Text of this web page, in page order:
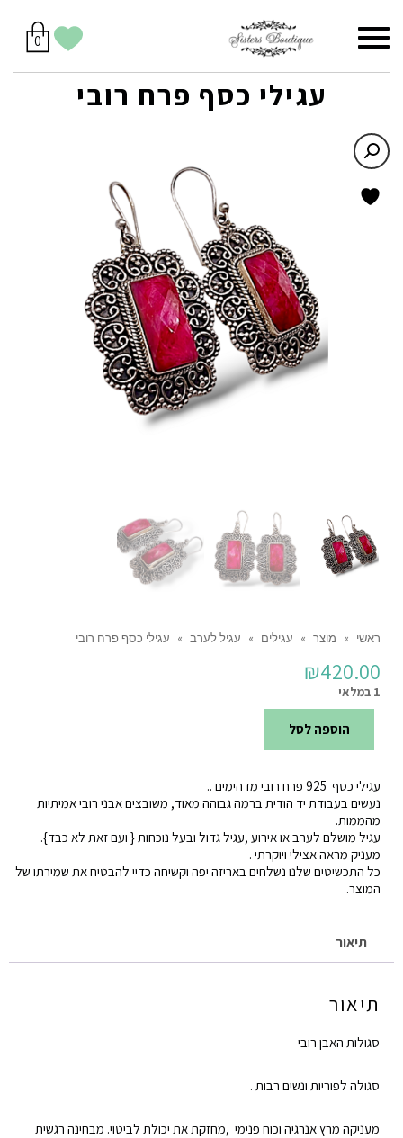
יש
לך
0מוצרים
בסל
הווישליסט
תפריט
עגילי כסף פרח רובי
ראשי » מוצר » עגילים » עגיל לערב » עגילי כסף פרח רובי
₪420.00
1 במלאי
עגילי
כסף
פרח
רובי
הוספה לסל
עגילי כסף 925 פרח רובי מדהימים ..
נעשים בעבודת יד הודית ברמה גבוהה מאוד, משובצים אבני רובי אמיתיות
מהממות.
עגיל מושלם לערב או אירוע ,עגיל גדול ובעל נוכחות { ועם זאת לא כבד}.
מעניק מראה אצילי ויוקרתי .
כל התכשיטים שלנו נשלחים באריזה יפה וקשיחה כדיי להבטיח את שמירתו של
המוצר.
תיאור
תיאור
סגולות האבן רובי
סגולה לפוריות ונשים רבות .
מעניקה מרץ אנרגיה וכוח פנימי ,מחזקת את יכולת לביטוי. מבחינה רגשית